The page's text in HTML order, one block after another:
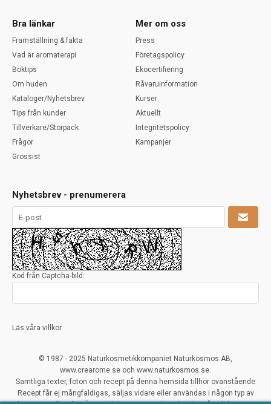
Bra länkar
Framställning & fakta
Vad är aromaterapi
Boktips
Om huden
Kataloger/Nyhetsbrev
Tips från kunder
Tillverkare/Storpack
Frågor
Grossist
Mer om oss
Press
Företagspolicy
Ekocertifiering
Råvaruinformation
Kurser
Aktuellt
Integritetspolicy
Kampanjer
Nyhetsbrev - prenumerera
Kod från Captcha-bild:
Läs våra villkor
© 1987 - 2025 Naturkosmetikkompaniet Naturkosmos AB,
www.crearome.se och www.naturkosmos.se.
Samtliga texter, foton och recept på denna hemsida tillhör ovanstående
Recept får ej mångfaldigas, säljas vidare eller användas i någon typ av